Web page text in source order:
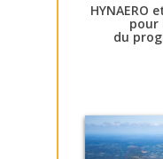
HYNAERO
pour
du